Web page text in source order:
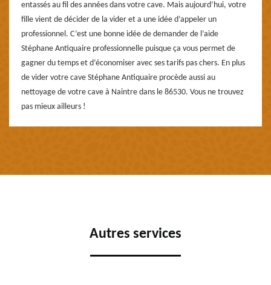
entassés au fil des années dans votre cave. Mais aujourd’hui, votre
fille vient de décider de la vider et a une idée d’appeler un
professionnel. C’est une bonne idée de demander de l’aide
Stéphane Antiquaire professionnelle puisque ça vous permet de
gagner du temps et d’économiser avec ses tarifs pas chers. En plus
de vider votre cave Stéphane Antiquaire procède aussi au
nettoyage de votre cave à Naintre dans le 86530. Vous ne trouvez
pas mieux ailleurs !
Autres services